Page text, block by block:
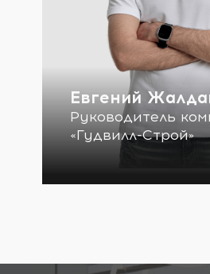
Евгений
Руководитель
«Гудвилл-Строй»